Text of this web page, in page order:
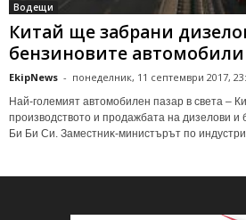
Водещи
Китай ще забрани
бензиновите автомобили
EkipNews - понеделник, 11 септември 2017,
Най-големият автомобилен пазар в света –
производството и продажбата на дизелови
Би Би Си. Зaмecтниĸ-миниcтъpът пo